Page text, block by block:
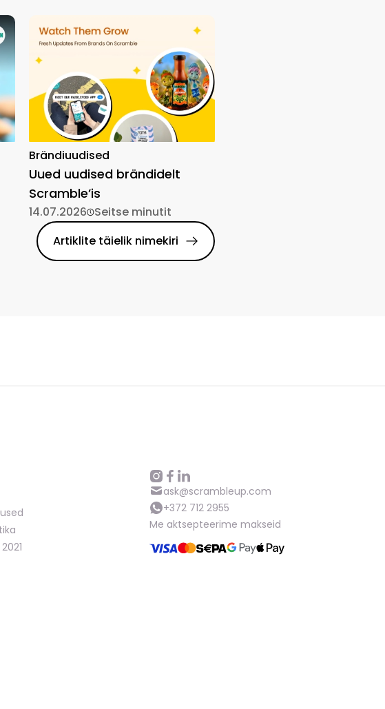
Brändiuudised
Uued uudised brändidelt
Scramble’is
14.07.2026 Seitse minutit
Artiklite täielik nimekiri
ask@scrambleup.com
+372 712 2955
Me aktsepteerime makseid